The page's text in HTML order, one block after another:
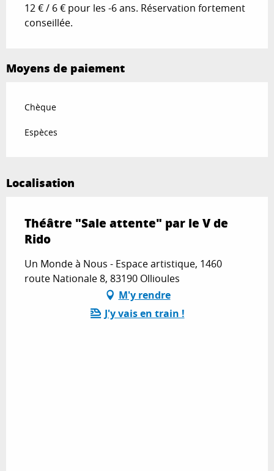
12 € / 6 € pour les -6 ans. Réservation fortement
conseillée.
Moyens de paiement
Chèque
Espèces
Localisation
Théâtre "Sale attente" par le V de
Rido
Un Monde à Nous - Espace artistique, 1460
route Nationale 8, 83190 Ollioules
M'y rendre
J'y vais en train !